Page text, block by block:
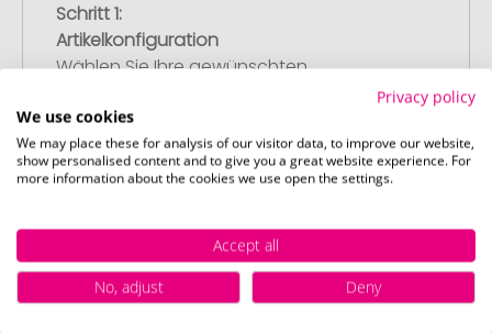
Schritt 1:
Artikelkonfiguration
Wählen Sie Ihre gewünschten
Werbeartikel aus und passen Sie diese
nach Ihren Vorstellungen an.
Anschließend legen Sie die konfigurierten
Artikel in Ihren Warenkorb.
Privacy policy
We use cookies
We may place these for analysis of our visitor data, to improve our website,
show personalised content and to give you a great website experience. For
more information about the cookies we use open the settings.
Accept all
No, adjust
Deny